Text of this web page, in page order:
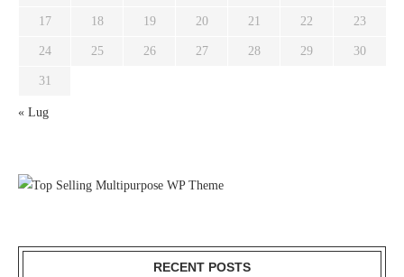
17 18 19 20 21 22 23
24 25 26 27 28 29 30
31
« Lug
RECENT POSTS